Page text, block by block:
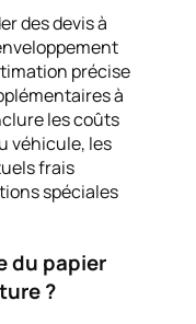
des devis à
précise
à
les coûts
véhicule, les
frais
spéciales
du papier
?